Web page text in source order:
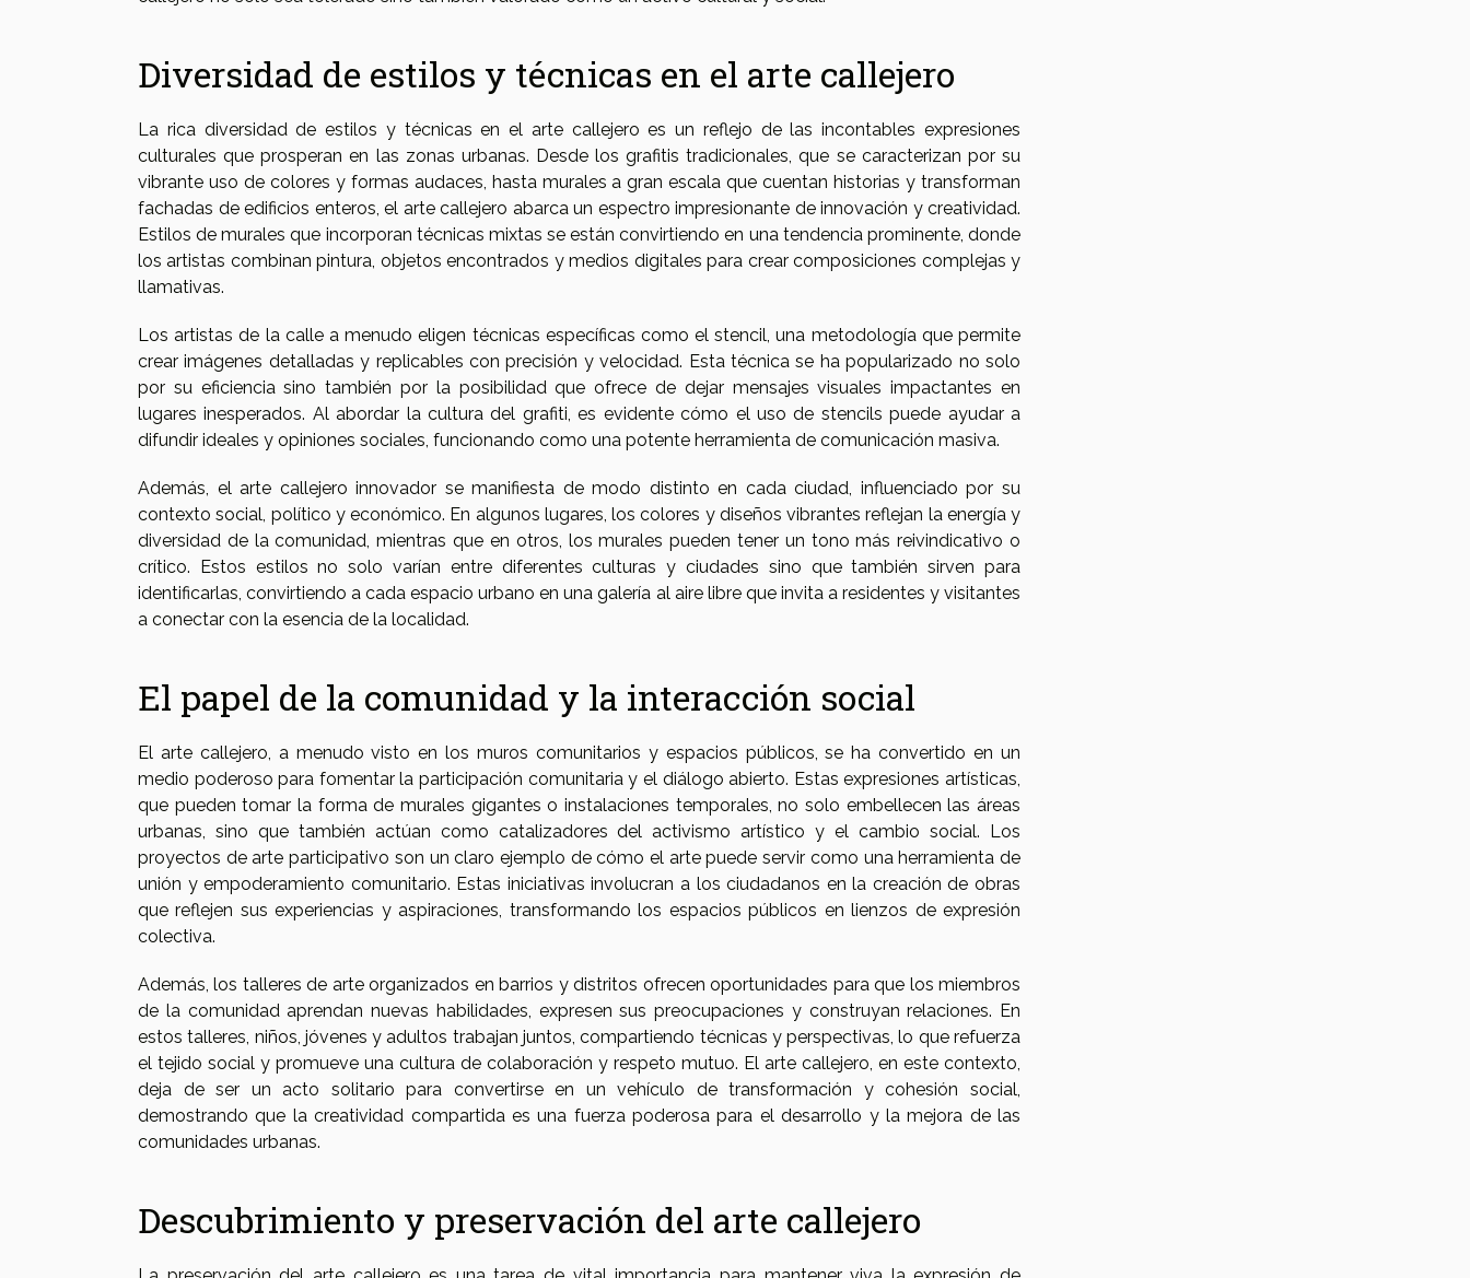
Diversidad de estilos y técnicas en el arte callejero
La rica diversidad de estilos y técnicas en el arte callejero es un reflejo de las incontables expresiones
culturales que prosperan en las zonas urbanas. Desde los grafitis tradicionales, que se caracterizan por su
vibrante uso de colores y formas audaces, hasta murales a gran escala que cuentan historias y transforman
fachadas de edificios enteros, el arte callejero abarca un espectro impresionante de innovación y creatividad.
Estilos de murales que incorporan técnicas mixtas se están convirtiendo en una tendencia prominente, donde
los artistas combinan pintura, objetos encontrados y medios digitales para crear composiciones complejas y
llamativas.
Los artistas de la calle a menudo eligen técnicas específicas como el stencil, una metodología que permite
crear imágenes detalladas y replicables con precisión y velocidad. Esta técnica se ha popularizado no solo
por su eficiencia sino también por la posibilidad que ofrece de dejar mensajes visuales impactantes en
lugares inesperados. Al abordar la cultura del grafiti, es evidente cómo el uso de stencils puede ayudar a
difundir ideales y opiniones sociales, funcionando como una potente herramienta de comunicación masiva.
Además, el arte callejero innovador se manifiesta de modo distinto en cada ciudad, influenciado por su
contexto social, político y económico. En algunos lugares, los colores y diseños vibrantes reflejan la energía y
diversidad de la comunidad, mientras que en otros, los murales pueden tener un tono más reivindicativo o
crítico. Estos estilos no solo varían entre diferentes culturas y ciudades sino que también sirven para
identificarlas, convirtiendo a cada espacio urbano en una galería al aire libre que invita a residentes y visitantes
a conectar con la esencia de la localidad.
El papel de la comunidad y la interacción social
El arte callejero, a menudo visto en los muros comunitarios y espacios públicos, se ha convertido en un
medio poderoso para fomentar la participación comunitaria y el diálogo abierto. Estas expresiones artísticas,
que pueden tomar la forma de murales gigantes o instalaciones temporales, no solo embellecen las áreas
urbanas, sino que también actúan como catalizadores del activismo artístico y el cambio social. Los
proyectos de arte participativo son un claro ejemplo de cómo el arte puede servir como una herramienta de
unión y empoderamiento comunitario. Estas iniciativas involucran a los ciudadanos en la creación de obras
que reflejen sus experiencias y aspiraciones, transformando los espacios públicos en lienzos de expresión
colectiva.
Además, los talleres de arte organizados en barrios y distritos ofrecen oportunidades para que los miembros
de la comunidad aprendan nuevas habilidades, expresen sus preocupaciones y construyan relaciones. En
estos talleres, niños, jóvenes y adultos trabajan juntos, compartiendo técnicas y perspectivas, lo que refuerza
el tejido social y promueve una cultura de colaboración y respeto mutuo. El arte callejero, en este contexto,
deja de ser un acto solitario para convertirse en un vehículo de transformación y cohesión social,
demostrando que la creatividad compartida es una fuerza poderosa para el desarrollo y la mejora de las
comunidades urbanas.
Descubrimiento y preservación del arte callejero